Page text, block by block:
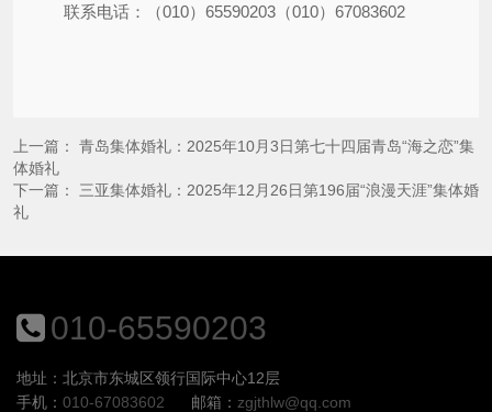
联系电话：（010）65590203（010）67083602
上一篇： 青岛集体婚礼：2025年10月3日第七十四届青岛“海之恋”集
体婚礼
下一篇： 三亚集体婚礼：2025年12月26日第196届“浪漫天涯”集体婚
礼
010-65590203
地址：北京市东城区领行国际中心12层
手机： 010-67083602 邮箱： zgjthlw@qq.com